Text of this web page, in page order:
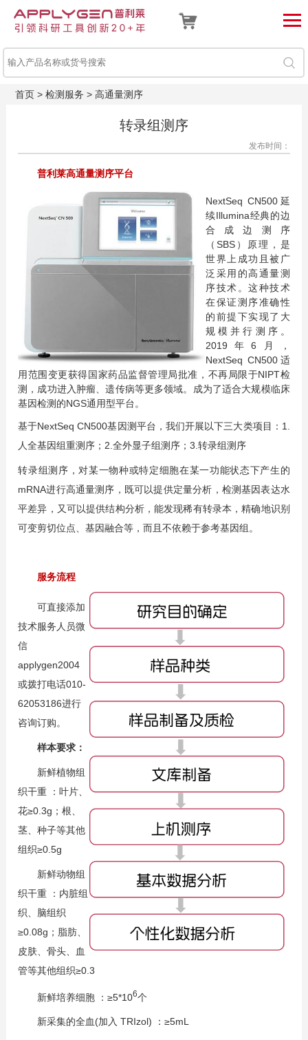
首页> 检测服务 > 高通量测序
转录组测序
发布时间：
普利莱高通量测序平台
NextSeq CN500延
续Illumina经典的边
合成边测序
（SBS）原理，是
世界上成功且被广
泛采用的高通量测
序技术。这种技术
在保证测序准确性
的前提下实现了大
规模并行测序。
2019年6月，
NextSeq CN500适
用范围变更获得国家药品监督管理局批准，不再局限于NIPT检
测，成功进入肿瘤、遗传病等更多领域。成为了适合大规模临床
基因检测的NGS通用型平台。
基于NextSeq CN500基因测平台，我们开展以下三大类项目：1.
人全基因组重测序；2.全外显子组测序；3.转录组测序
转录组测序，对某一物种或特定细胞在某一功能状态下产生的
mRNA进行高通量测序，既可以提供定量分析，检测基因表达水
平差异，又可以提供结构分析，能发现稀有转录本，精确地识别
可变剪切位点、基因融合等，而且不依赖于参考基因组。
服务流程
可直接添加
技术服务人员微
信
applygen2004
或拨打电话010-
62053186进行
咨询订购。
样本要求：
新鲜植物组
织干重 ：叶片、
花≥0.3g；根、
茎、种子等其他
组织≥0.5g
新鲜动物组
织干重 ：内脏组
织、脑组织
≥0.08g；脂肪、
皮肤、骨头、血
管等其他组织≥0.3
新鲜培养细胞 ：≥5*106个
新采集的全血(加入 TRIzol) ：≥5mL